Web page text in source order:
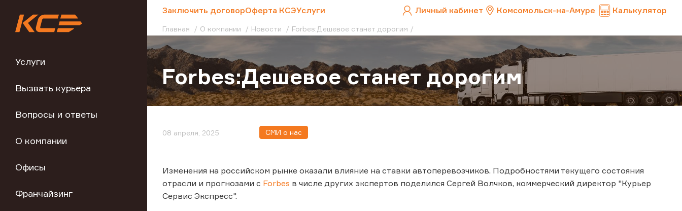
Услуги
Вызвать курьера
Вопросы и ответы
О компании
Офисы
Франчайзинг
Заключить договорОферта КСЭУслуги Личный кабинет Комсомольск-на-Амуре Калькулятор
Главная О компании Новости Forbes:Дешевое станет дорогим
Forbes:Дешевое станет дорогим
08 апреля, 2025 СМИ о нас
Изменения на российском рынке оказали влияние на ставки автоперевозчиков. Подробностями текущего состояния
отрасли и прогнозами с Forbes в числе других экспертов поделился Сергей Волчков, коммерческий директор "Курьер
Сервис Экспресс".